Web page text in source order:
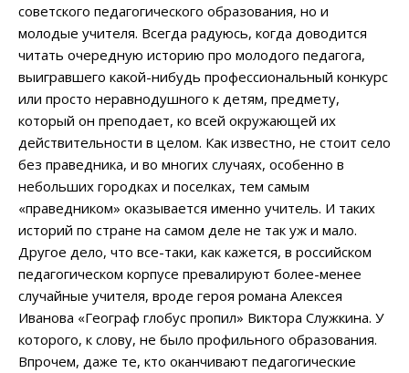
советского педагогического образования, но и
молодые учителя. Всегда радуюсь, когда доводится
читать очередную историю про молодого педагога,
выигравшего какой-нибудь профессиональный конкурс
или просто неравнодушного к детям, предмету,
который он преподает, ко всей окружающей их
действительности в целом. Как известно, не стоит село
без праведника, и во многих случаях, особенно в
небольших городках и поселках, тем самым
«праведником» оказывается именно учитель. И таких
историй по стране на самом деле не так уж и мало.
Другое дело, что все-таки, как кажется, в российском
педагогическом корпусе превалируют более-менее
случайные учителя, вроде героя романа Алексея
Иванова «Географ глобус пропил» Виктора Служкина. У
которого, к слову, не было профильного образования.
Впрочем, даже те, кто оканчивают педагогические